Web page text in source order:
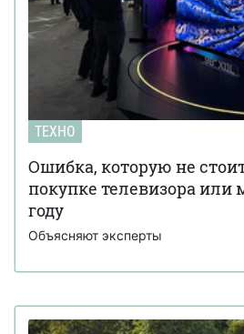
ТЕХНО
Ошибка, которую не
покупке телевизора или
году
Объясняют эксперты